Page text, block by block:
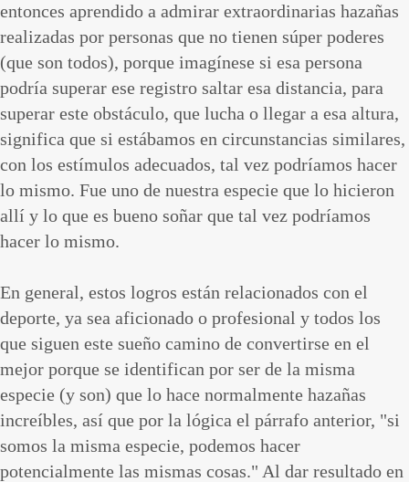
entonces aprendido a admirar extraordinarias hazañas
realizadas por personas que no tienen súper poderes
(que son todos), porque imagínese si esa persona
podría superar ese registro saltar esa distancia, para
superar este obstáculo, que lucha o llegar a esa altura,
significa que si estábamos en circunstancias similares,
con los estímulos adecuados, tal vez podríamos hacer
lo mismo. Fue uno de nuestra especie que lo hicieron
allí y lo que es bueno soñar que tal vez podríamos
hacer lo mismo.
En general, estos logros están relacionados con el
deporte, ya sea aficionado o profesional y todos los
que siguen este sueño camino de convertirse en el
mejor porque se identifican por ser de la misma
especie (y son) que lo hace normalmente hazañas
increíbles, así que por la lógica el párrafo anterior, "si
somos la misma especie, podemos hacer
potencialmente las mismas cosas." Al dar resultado en